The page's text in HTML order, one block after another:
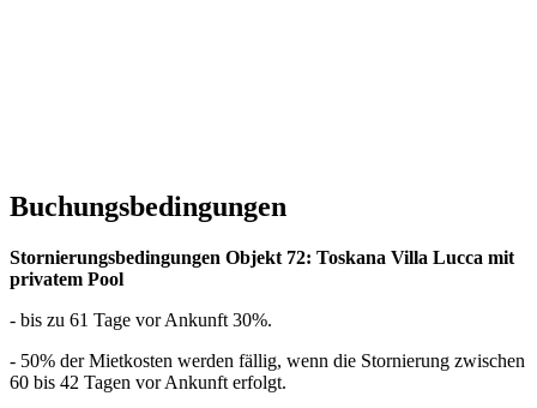
Buchungsbedingungen
Stornierungsbedingungen Objekt 72: Toskana Villa Lucca mit
privatem Pool
- bis zu 61 Tage vor Ankunft 30%.
- 50% der Mietkosten werden fällig, wenn die Stornierung zwischen
60 bis 42 Tagen vor Ankunft erfolgt.